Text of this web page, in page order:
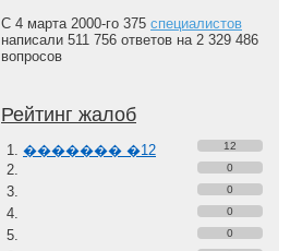
С 4 марта 2000-го 375 специалистов
написали 511 756 ответов на 2 329 486
вопросов
Рейтинг жалоб
������� �12
12
0
0
0
0